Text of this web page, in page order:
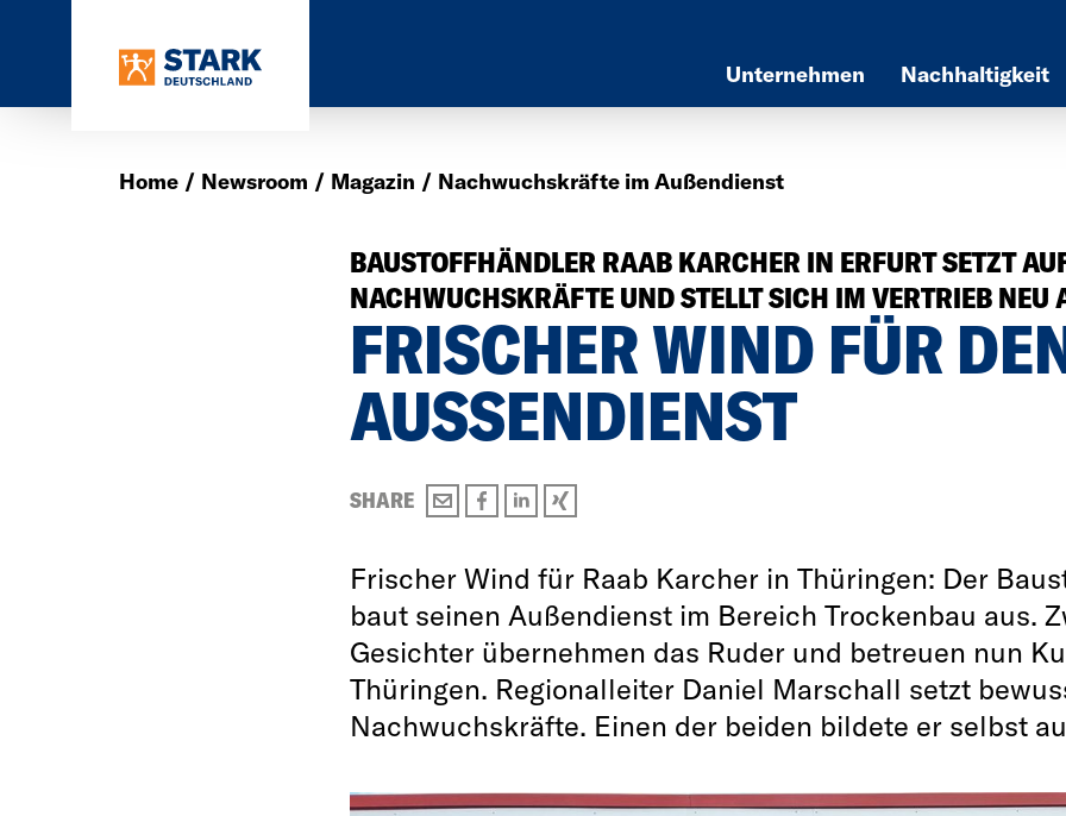
Unternehmen Nachhaltigkeit
Home Newsroom Magazin Nachwuchskräfte im Außendienst
BAUSTOFFHÄNDLER RAAB KARCHER IN ERFURT SETZT
NACHWUCHSKRÄFTE UND STELLT SICH IM VERTRIEB NEU
FRISCHER WIND FÜR
AUSSENDIENST
SHARE
Frischer Wind für Raab Karcher in Thüringen: Der
baut seinen Außendienst im Bereich Trockenbau aus.
Gesichter übernehmen das Ruder und betreuen nun
Thüringen. Regionalleiter Daniel Marschall setzt
Nachwuchskräfte. Einen der beiden bildete er selbst